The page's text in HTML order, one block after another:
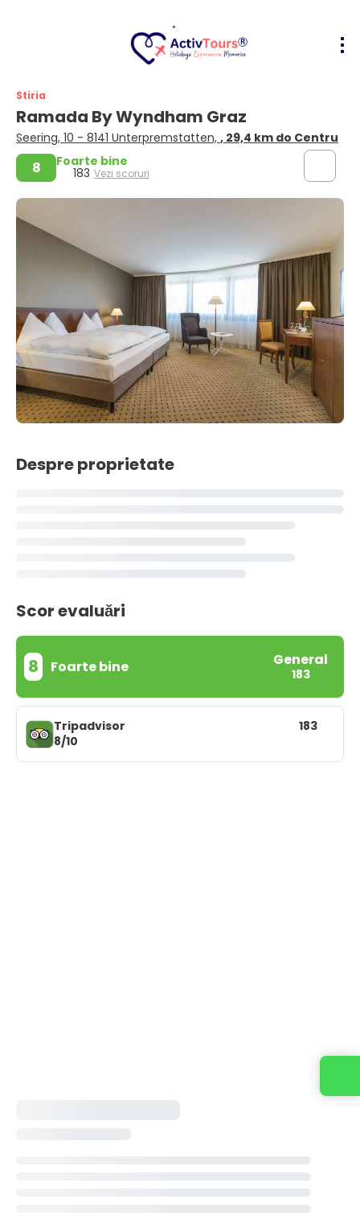
Stiria
Ramada By Wyndham Graz
Seering, 10 - 8141 Unterpremstatten, , 29,4 km do Centru
8 Foarte bine
183 Vezi scoruri
Despre proprietate
Scor evaluări
8 Foarte bine General
183
Tripadvisor
8/10
183